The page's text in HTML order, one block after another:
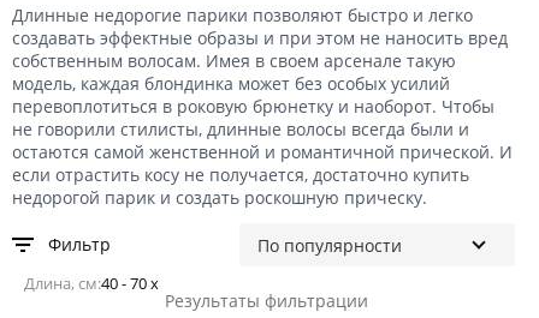
Длинные недорогие парики позволяют быстро и легко
создавать эффектные образы и при этом не наносить вред
собственным волосам. Имея в своем арсенале такую
модель, каждая блондинка может без особых усилий
перевоплотиться в роковую брюнетку и наоборот. Чтобы
не говорили стилисты, длинные волосы всегда были и
остаются самой женственной и романтичной прической. И
если отрастить косу не получается, достаточно купить
недорогой парик и создать роскошную прическу.
Фильтр
Результаты фильтрации
Длина, см:40 - 70 x